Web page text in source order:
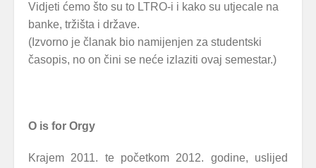
Vidjeti ćemo što su to LTRO-i i kako su utjecale na
banke, tržišta i države.
(Izvorno je članak bio namijenjen za studentski
časopis, no on čini se neće izlaziti ovaj semestar.)
O is for Orgy
Krajem 2011. te početkom 2012. godine, uslijed